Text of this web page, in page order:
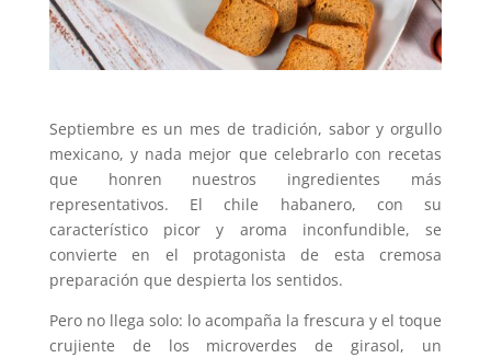
Septiembre es un mes de tradición, sabor y orgullo
mexicano, y nada mejor que celebrarlo con recetas
que honren nuestros ingredientes más
representativos. El chile habanero, con su
característico picor y aroma inconfundible, se
convierte en el protagonista de esta cremosa
preparación que despierta los sentidos.
Pero no llega solo: lo acompaña la frescura y el toque
crujiente de los microverdes de girasol, un